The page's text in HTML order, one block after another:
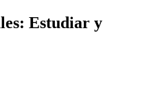
Estudiar y